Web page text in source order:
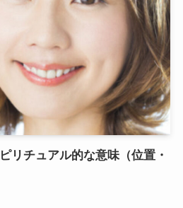
リチュアル的な意味（位置・